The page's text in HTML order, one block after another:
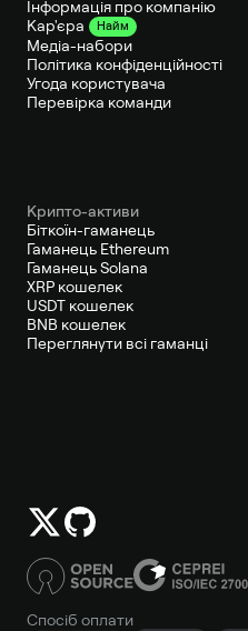
Інформація про компанію
Кар'єра
Найм
Медіа-набори
Політика конфіденційності
Угода користувача
Перевірка команди
Крипто-активи
Біткоїн-гаманець
Гаманець Ethereum
Гаманець Solana
XRP кошелек
USDT кошелек
BNB кошелек
Переглянути всі гаманці
Спосіб оплати